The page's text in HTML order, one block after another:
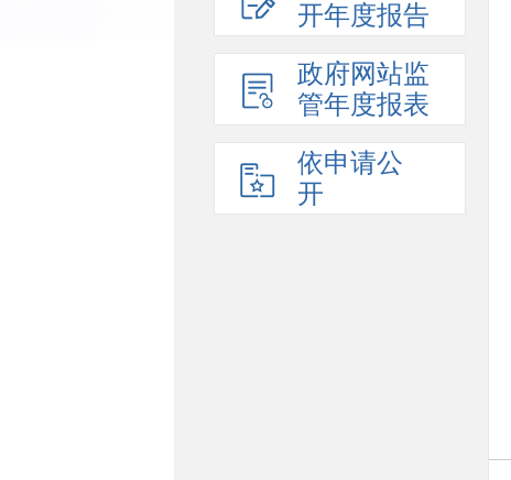
开年度报告
政府网站监
管年度报表
依申请公
开